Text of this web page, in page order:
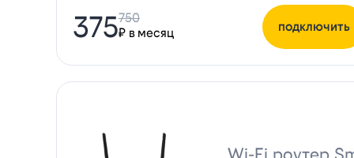
375₽ в месяц
750
подключить